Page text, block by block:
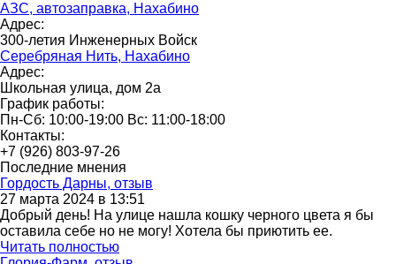
АЗС, автозаправка, Нахабино
Адрес:
300-летия Инженерных Войск
Серебряная Нить, Нахабино
Адрес:
Школьная улица, дом 2а
График работы:
Пн-Сб: 10:00-19:00 Вс: 11:00-18:00
Контакты:
+7 (926) 803-97-26
Последние мнения
Гордость Дарны, отзыв
27 марта 2024 в 13:51
Добрый день! На улице нашла кошку черного цвета я бы
оставила себе но не могу! Хотела бы приютить ее.
Читать полностью